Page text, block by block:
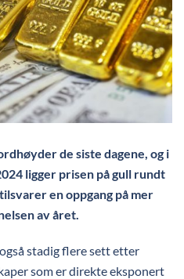
de siste dagene, og i
ligger prisen på gull rundt
en oppgang på mer
av året.
stadig flere sett etter
som er direkte eksponert